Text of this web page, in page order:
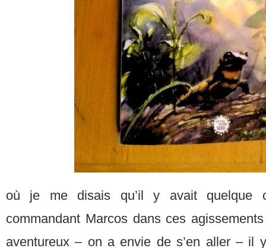
où je me disais qu’il y avait quelque
commandant Marcos dans ces
aventureux – on a envie de s’en aller – il